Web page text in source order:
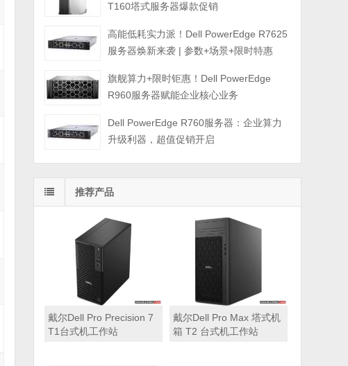
T160塔式服务器爆款促销
高能低耗实力派！Dell PowerEdge R7625
服务器焕新来袭 | 参数+场景+限时特惠
旗舰算力+限时钜惠！Dell PowerEdge
R960服务器赋能企业核心业务
Dell PowerEdge R760服务器：企业算力
升级利器，超值促销开启
推荐产品
戴尔Dell Pro Precision 7
T1台式机工作站
戴尔Dell Pro Max 塔式机
箱 T2 台式机工作站